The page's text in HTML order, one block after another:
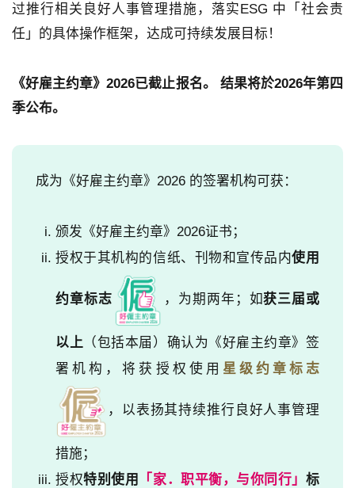
过推行相关良好人事管理措施，落实ESG 中「社会责
任」的具体操作框架，达成可持续发展目标！
《好雇主约章》2026已截止报名。 结果将於2026年第四
季公布。
成为《好雇主约章》2026 的签署机构可获：
颁发《好雇主约章》2026证书；
授权于其机构的信纸、刊物和宣传品内使用
约章标志 ，为期两年；如获三届或
以上 （包括本届）确认为《好雇主约章》签
署机构，将获授权使用 星级约章标志
，以表扬其持续推行良好人事管理
措施；
授权特别使用 「家．职平衡，与你同行」标